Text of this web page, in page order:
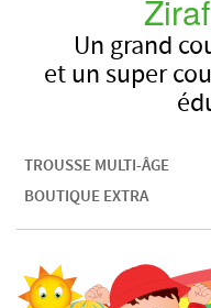
Ziraf
Un grand
et un super
TROUSSE MULTI-ÂGE
BOUTIQUE EXTRA